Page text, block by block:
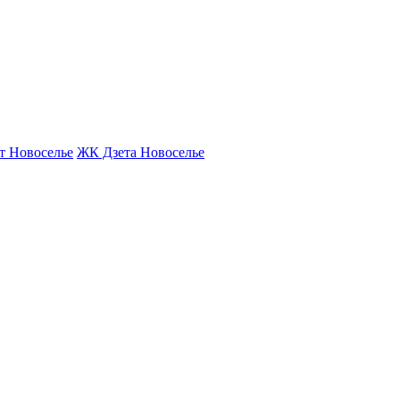
Новоселье ЖК Дзета Новоселье